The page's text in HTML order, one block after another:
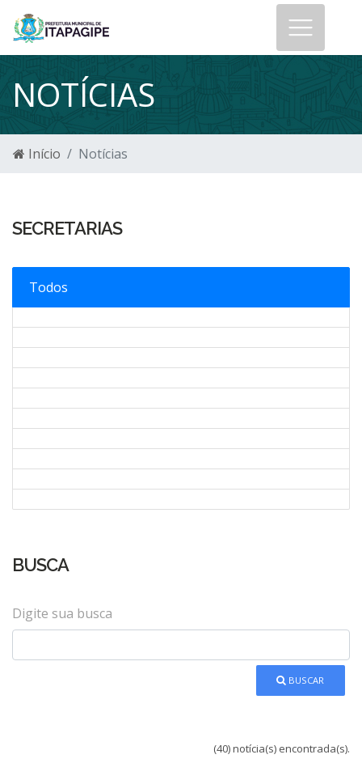
NOTÍCIAS
Início Notícias
SECRETARIAS
Todos
BUSCA
Digite sua busca
BUSCAR
(40) notícia(s) encontrada(s).